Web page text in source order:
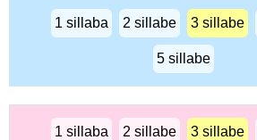
1 sillaba 2 sillabe 3 sillabe
5 sillabe
1 sillaba 2 sillabe 3 sillabe